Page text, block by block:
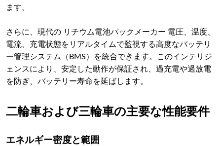
ます。
さらに、現代の リチウム電池パックメーカー 電圧、温度、
電流、充電状態をリアルタイムで監視する高度なバッテリ
ー管理システム（BMS）を統合できます。このインテリジ
ェンスにより、安定した動作が保証され、過充電や過放電
を防ぎ、バッテリー寿命を延ばします。
二輪車および三輪車の主要な性能要件
エネルギー密度と範囲